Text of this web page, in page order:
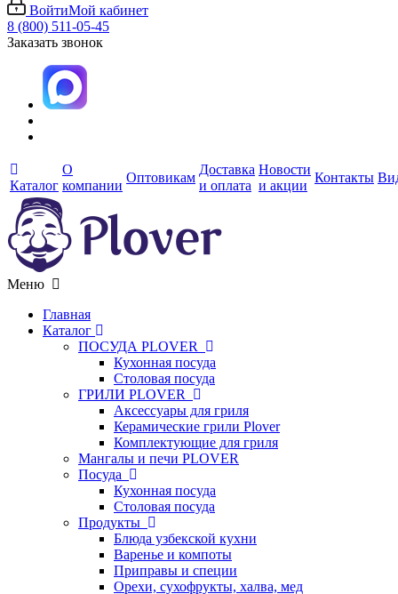
ВойтиМой кабинет
8 (800) 511-05-45
Заказать звонок
Каталог
О
компании
Оптовикам
Доставка
и оплата
Новости
и акции
Контакты
Меню
Главная
Каталог
ПОСУДА PLOVER
Кухонная посуда
Столовая посуда
ГРИЛИ PLOVER
Аксессуары для гриля
Керамические грили Plover
Комплектующие для гриля
Мангалы и печи PLOVER
Посуда
Кухонная посуда
Столовая посуда
Продукты
Блюда узбекской кухни
Варенье и компоты
Приправы и специи
Орехи, сухофрукты, халва, мед